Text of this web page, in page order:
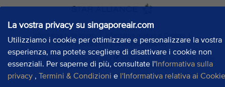
La vostra privacy su singaporeair.com
Utilizziamo i cookie per ottimizzare e personalizzare la vostra
esperienza, ma potete scegliere di disattivare i cookie non
essenziali. Per saperne di più, consultate l'Informativa sulla
privacy , Termini & Condizioni e l'Informativa relativa ai